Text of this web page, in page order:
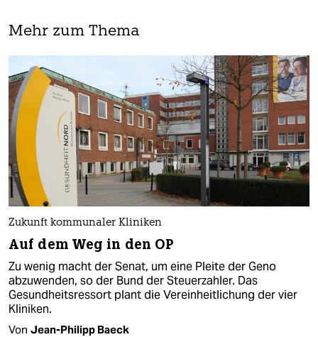
Mehr zum Thema
Zukunft kommunaler Kliniken
Auf dem Weg in den OP
Zu wenig macht der Senat, um eine Pleite der Geno
abzuwenden, so der Bund der Steuerzahler. Das
Gesundheitsressort plant die Vereinheitlichung der vier
Kliniken.
Von Jean-Philipp Baeck